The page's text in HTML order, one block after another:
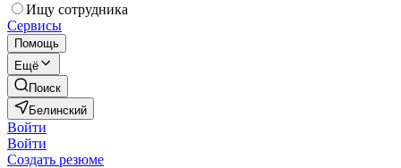
Ищу сотрудника
Сервисы
Помощь
Ещё
Поиск
Белинский
Войти
Войти
Создать резюме